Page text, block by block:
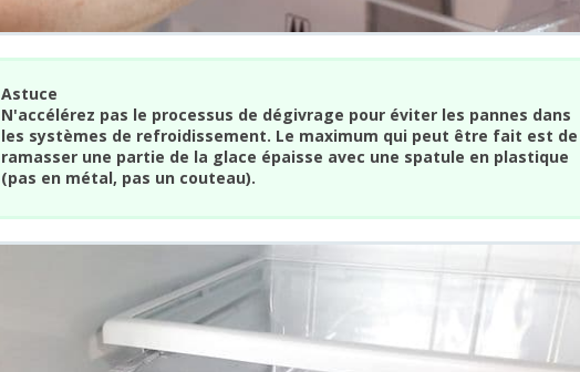
Astuce
N'accélérez pas le processus de dégivrage pour éviter les pannes dans
les systèmes de refroidissement. Le maximum qui peut être fait est de
ramasser une partie de la glace épaisse avec une spatule en plastique
(pas en métal, pas un couteau).